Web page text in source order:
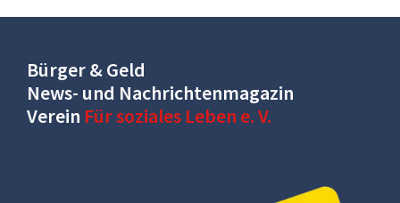
Bürger & Geld
News- und Nachrichtenmagazin
Verein Für soziales Leben e. V.